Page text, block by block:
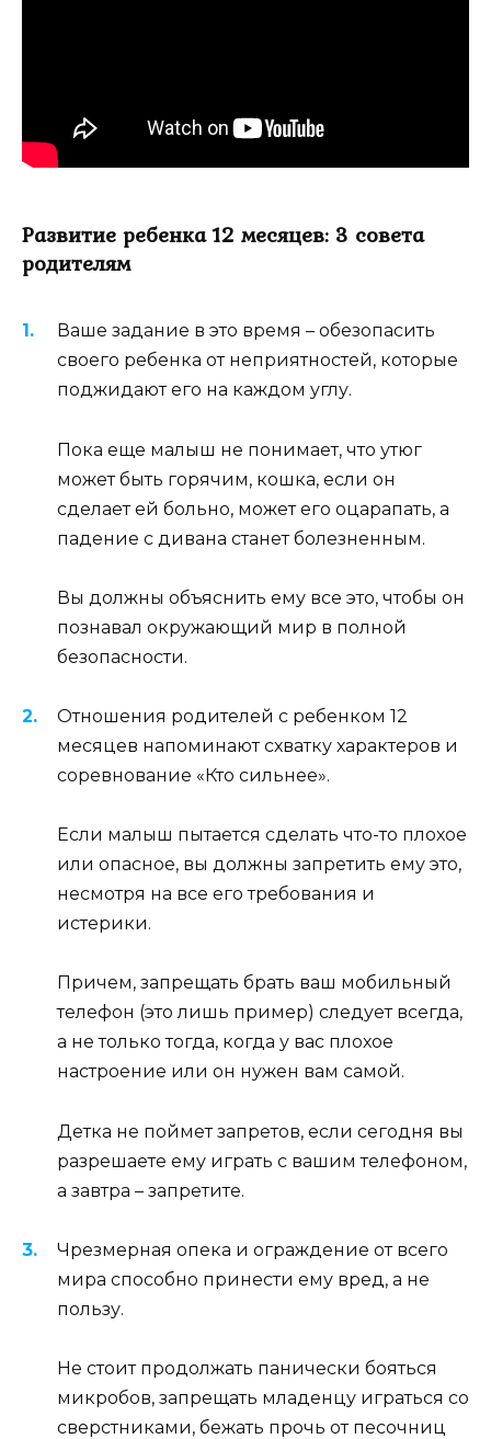
Развитие ребенка 12 месяцев: 3 совета
родителям
Ваше задание в это время – обезопасить
своего ребенка от неприятностей, которые
поджидают его на каждом углу.
Пока еще малыш не понимает, что утюг
может быть горячим, кошка, если он
сделает ей больно, может его оцарапать, а
падение с дивана станет болезненным.
Вы должны объяснить ему все это, чтобы он
познавал окружающий мир в полной
безопасности.
Отношения родителей с ребенком 12
месяцев напоминают схватку характеров и
соревнование «Кто сильнее».
Если малыш пытается сделать что-то плохое
или опасное, вы должны запретить ему это,
несмотря на все его требования и
истерики.
Причем, запрещать брать ваш мобильный
телефон (это лишь пример) следует всегда,
а не только тогда, когда у вас плохое
настроение или он нужен вам самой.
Детка не поймет запретов, если сегодня вы
разрешаете ему играть с вашим телефоном,
а завтра – запретите.
Чрезмерная опека и ограждение от всего
мира способно принести ему вред, а не
пользу.
Не стоит продолжать панически бояться
микробов, запрещать младенцу играться со
сверстниками, бежать прочь от песочниц